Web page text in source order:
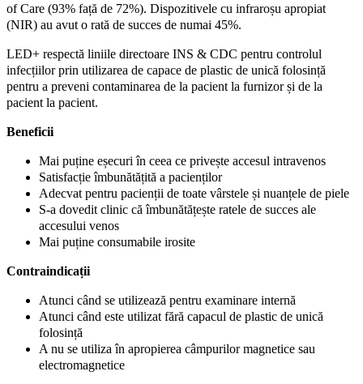
of Care (93% față de 72%). Dispozitivele cu infraroșu apropiat
(NIR) au avut o rată de succes de numai 45%.
LED+ respectă liniile directoare INS & CDC pentru controlul
infecțiilor prin utilizarea de capace de plastic de unică folosință
pentru a preveni contaminarea de la pacient la furnizor și de la
pacient la pacient.
Beneficii
Mai puține eșecuri în ceea ce privește accesul intravenos
Satisfacție îmbunătățită a pacienților
Adecvat pentru pacienții de toate vârstele și nuanțele de piele
S-a dovedit clinic că îmbunătățește ratele de succes ale
accesului venos
Mai puține consumabile irosite
Contraindicații
Atunci când se utilizează pentru examinare internă
Atunci când este utilizat fără capacul de plastic de unică
folosință
A nu se utiliza în apropierea câmpurilor magnetice sau
electromagnetice